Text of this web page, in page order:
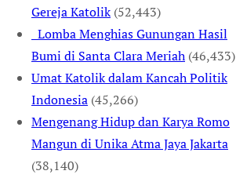
Gereja Katolik (52,443)
Lomba Menghias Gunungan Hasil
Bumi di Santa Clara Meriah (46,433)
Umat Katolik dalam Kancah Politik
Indonesia (45,266)
Mengenang Hidup dan Karya Romo
Mangun di Unika Atma Jaya Jakarta
(38,140)